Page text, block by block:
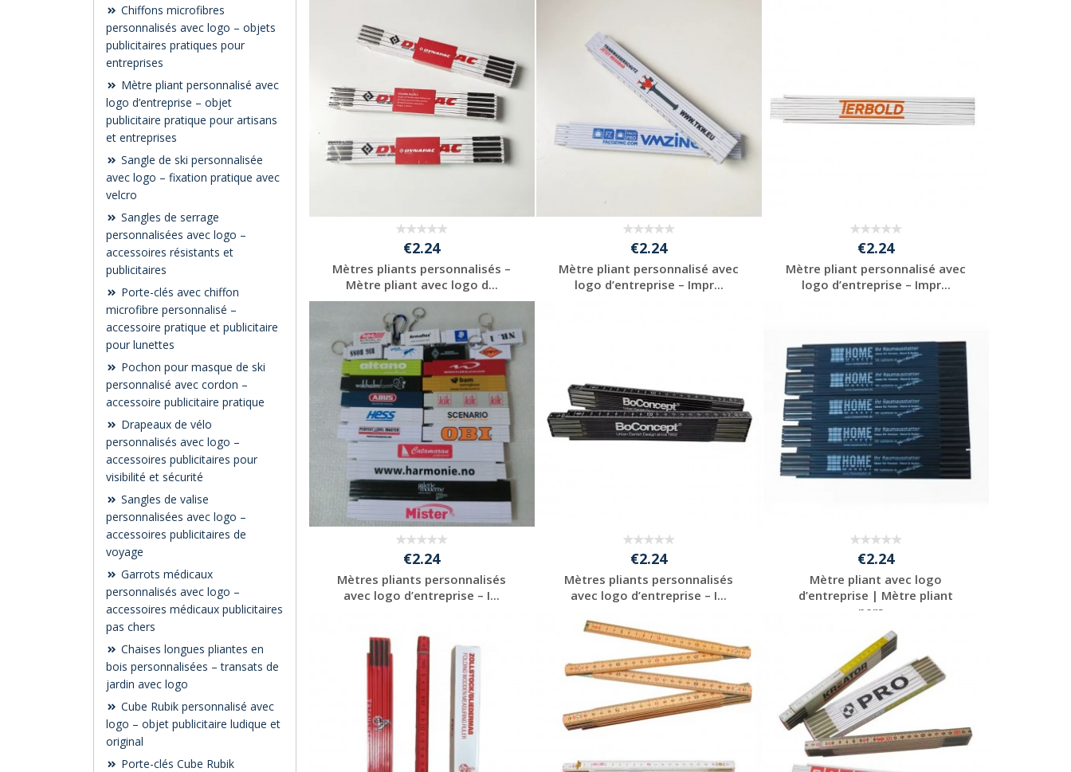
Chiffons microfibres
personnalisés avec logo – objets
publicitaires pratiques pour
entreprises
Mètre pliant personnalisé avec
logo d’entreprise – objet
publicitaire pratique pour artisans
et entreprises
Sangle de ski personnalisée
avec logo – fixation pratique avec
velcro
Sangles de serrage
personnalisées avec logo –
accessoires résistants et
publicitaires
Porte-clés avec chiffon
microfibre personnalisé –
accessoire pratique et publicitaire
pour lunettes
Pochon pour masque de ski
personnalisé avec cordon –
accessoire publicitaire pratique
Drapeaux de vélo
personnalisés avec logo –
accessoires publicitaires pour
visibilité et sécurité
Sangles de valise
personnalisées avec logo –
accessoires publicitaires de
voyage
Garrots médicaux
personnalisés avec logo –
accessoires médicaux publicitaires
pas chers
Chaises longues pliantes en
bois personnalisées – transats de
jardin avec logo
Cube Rubik personnalisé avec
logo – objet publicitaire ludique et
original
Porte-clés Cube Rubik
€2.24
Mètres pliants personnalisés –
Mètre pliant avec logo d...
Personnaliser avec
votre logo
€2.24
Mètre pliant personnalisé avec
logo d’entreprise – Impr...
€2.24
Mètre pliant personnalisé avec
logo d’entreprise – Impr...
€2.24
Mètres pliants personnalisés
avec logo d’entreprise – I...
votre logo
€2.24
Mètres pliants personnalisés
avec logo d’entreprise – I...
Personnaliser avec
votre logo
€2.24
Mètre pliant avec logo
d’entreprise | Mètre pliant
pers...
Personnaliser avec
votre logo